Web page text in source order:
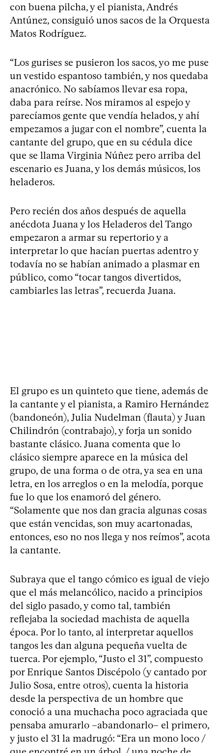
con buena pilcha, y el pianista, Andrés
Antúnez, consiguió unos sacos de la Orquesta
Matos Rodríguez.
“Los gurises se pusieron los sacos, yo me puse
un vestido espantoso también, y nos quedaba
anacrónico. No sabíamos llevar esa ropa,
daba para reírse. Nos miramos al espejo y
parecíamos gente que vendía helados, y ahí
empezamos a jugar con el nombre”, cuenta la
cantante del grupo, que en su cédula dice
que se llama Virginia Núñez pero arriba del
escenario es Juana, y los demás músicos, los
heladeros.
Pero recién dos años después de aquella
anécdota Juana y los Heladeros del Tango
empezaron a armar su repertorio y a
interpretar lo que hacían puertas adentro y
todavía no se habían animado a plasmar en
público, como “tocar tangos divertidos,
cambiarles las letras”, recuerda Juana.
El grupo es un quinteto que tiene, además de
la cantante y el pianista, a Ramiro Hernández
(bandoneón), Julia Nudelman (flauta) y Juan
Chilindrón (contrabajo), y forja un sonido
bastante clásico. Juana comenta que lo
clásico siempre aparece en la música del
grupo, de una forma o de otra, ya sea en una
letra, en los arreglos o en la melodía, porque
fue lo que los enamoró del género.
“Solamente que nos dan gracia algunas cosas
que están vencidas, son muy acartonadas,
entonces, eso no nos llega y nos reímos”, acota
la cantante.
Subraya que el tango cómico es igual de viejo
que el más melancólico, nacido a principios
del siglo pasado, y como tal, también
reflejaba la sociedad machista de aquella
época. Por lo tanto, al interpretar aquellos
tangos les dan alguna pequeña vuelta de
tuerca. Por ejemplo, “Justo el 31”, compuesto
por Enrique Santos Discépolo (y cantado por
Julio Sosa, entre otros), cuenta la historia
desde la perspectiva de un hombre que
conoció a una muchacha poco agraciada que
pensaba amurarlo –abandonarlo– el primero,
y justo el 31 la madrugó: “Era un mono loco /